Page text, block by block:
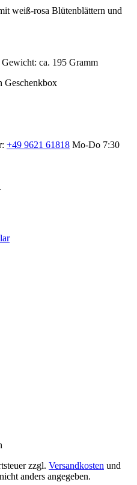
weiß-rosa Blütenblättern und
ca. 195 Gramm
Geschenkbox
+49 9621 61818 Mo-Do 7:30
zzgl. Versandkosten und
anders angegeben.